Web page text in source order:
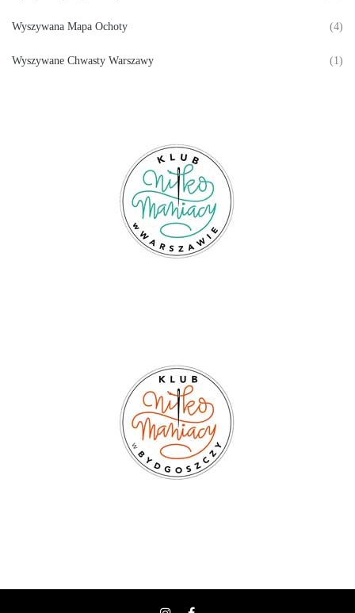
Wyszywana Mapa Ochoty (4)
Wyszywane Chwasty Warszawy (1)